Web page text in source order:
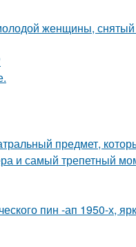
женщины,
предмет,
и самый трепетный
пин -ап 1950-х,